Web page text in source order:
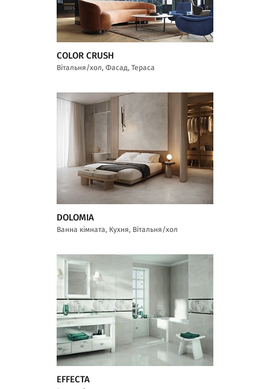
COLOR CRUSH
Вітальня/хол, Фасад, Тераса
DOLOMIA
Ванна кімната, Кухня, Вітальня/хол
EFFECTA